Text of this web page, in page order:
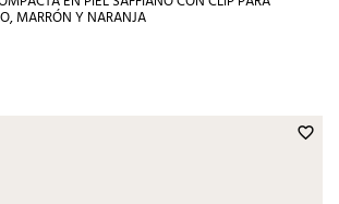
MARRÓN Y NARANJA
favorite_border